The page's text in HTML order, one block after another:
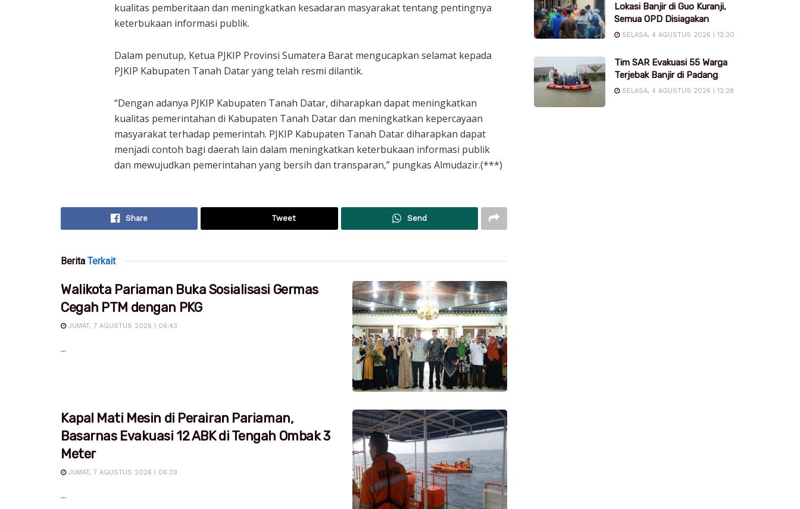
kualitas pemberitaan dan meningkatkan kesadaran masyarakat tentang pentingnya
keterbukaan informasi publik.
Dalam penutup, Ketua PJKIP Provinsi Sumatera Barat mengucapkan selamat kepada
PJKIP Kabupaten Tanah Datar yang telah resmi dilantik.
“Dengan adanya PJKIP Kabupaten Tanah Datar, diharapkan dapat meningkatkan
kualitas pemerintahan di Kabupaten Tanah Datar dan meningkatkan kepercayaan
masyarakat terhadap pemerintah. PJKIP Kabupaten Tanah Datar diharapkan dapat
menjadi contoh bagi daerah lain dalam meningkatkan keterbukaan informasi publik
dan mewujudkan pemerintahan yang bersih dan transparan,” pungkas Almudazir.(***)
Share Tweet Send
Berita Terkait
Walikota Pariaman Buka Sosialisasi Germas
Cegah PTM dengan PKG
JUMAT, 7 AGUSTUS 2026 | 06:43
...
Kapal Mati Mesin di Perairan Pariaman,
Basarnas Evakuasi 12 ABK di Tengah Ombak 3
Meter
JUMAT, 7 AGUSTUS 2026 | 06:39
...
Lokasi Banjir di Guo Kuranji,
Semua OPD Disiagakan
SELASA, 4 AGUSTUS 2026 | 12:30
Tim SAR Evakuasi 55 Warga
Terjebak Banjir di Padang
SELASA, 4 AGUSTUS 2026 | 12:28